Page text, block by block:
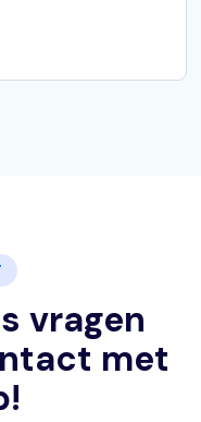
vragen
met